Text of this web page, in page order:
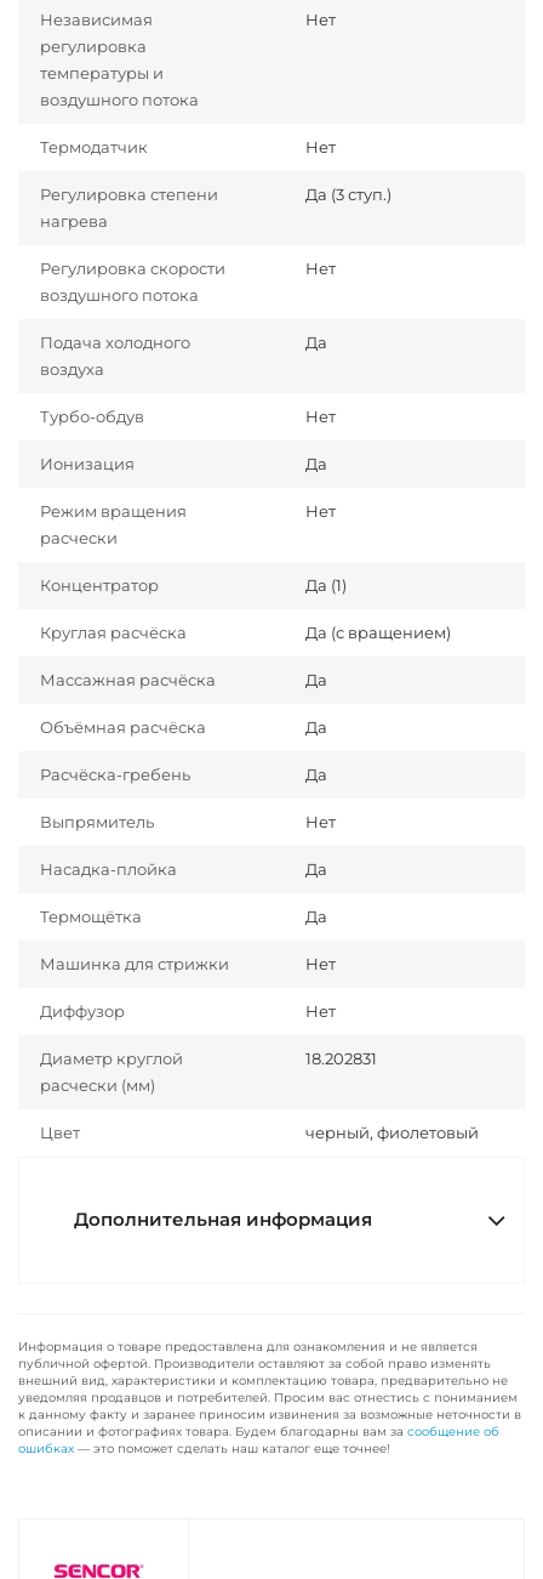
Независимая
регулировка
температуры и
воздушного потока
Нет
Термодатчик Нет
Регулировка степени
нагрева
Да (3 ступ.)
Регулировка скорости
воздушного потока
Нет
Подача холодного
воздуха
Да
Турбо-обдув Нет
Ионизация Да
Режим вращения
расчески
Нет
Концентратор Да (1)
Круглая расчёска Да (с вращением)
Массажная расчёска Да
Объёмная расчёска Да
Расчёска-гребень Да
Выпрямитель Нет
Насадка-плойка Да
Термощётка Да
Машинка для стрижки Нет
Диффузор Нет
Диаметр круглой
расчески (мм)
18.202831
Цвет черный, фиолетовый
Дополнительная информация
Информация о товаре предоставлена для ознакомления и не является
публичной офертой. Производители оставляют за собой право изменять
внешний вид, характеристики и комплектацию товара, предварительно не
уведомляя продавцов и потребителей. Просим вас отнестись с пониманием
к данному факту и заранее приносим извинения за возможные неточности в
описании и фотографиях товара. Будем благодарны вам за сообщение об
ошибках — это поможет сделать наш каталог еще точнее!